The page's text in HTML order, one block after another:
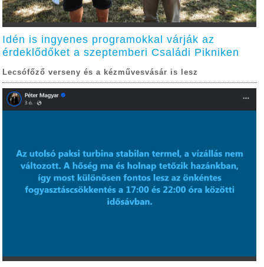
Idén is ingyenes programokkal várják az
érdeklődőket a szeptemberi Családi Pikniken
Lecsófőző verseny és a kézművesvásár is lesz